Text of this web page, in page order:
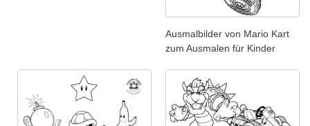
Ausmalbilder von Mario Kart
zum Ausmalen für Kinder